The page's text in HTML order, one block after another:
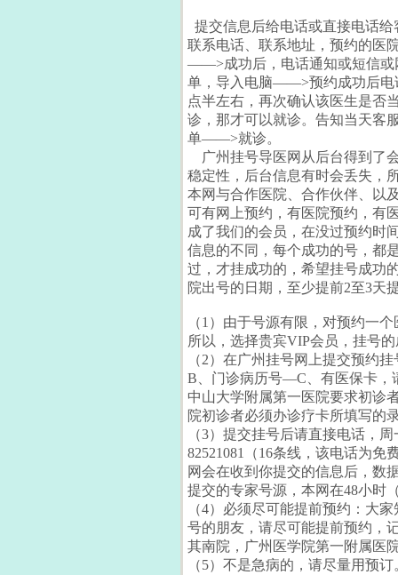
提交信息后给电话或直接电话
联系电话、联系地址，预约的
——>成功后，电话通知或短信
单，导入电脑——>预约成功后电
点半左右，再次确认该医生是否
诊，那才可以就诊。告知当天客
单——>就诊。
广州挂号导医网从后台得到了
稳定性，后台信息有时会丢失，
本网与合作医院、合作伙伴、以
可有网上预约，有医院预约，有
成了我们的会员，在没过预约时
信息的不同，每个成功的号，都
过，才挂成功的，希望挂号成功
院出号的日期，至少提前2至3天
（1）由于号源有限，对预约一
所以，选择贵宾VIP会员，挂号
（2）在广州挂号网上提交预约
B、门诊病历号—C、有医保卡，
中山大学附属第一医院要求初
院初诊者必须办诊疗卡所填写的
（3）提交挂号后请直接电话，
82521081（16条线，该电话为
网会在收到你提交的信息后，数
提交的专家号源，本网在48小时
（4）必须尽可能提前预约：大
号的朋友，请尽可能提前预约，
其南院，广州医学院第一附属医
（5）不是急病的，请尽量用预